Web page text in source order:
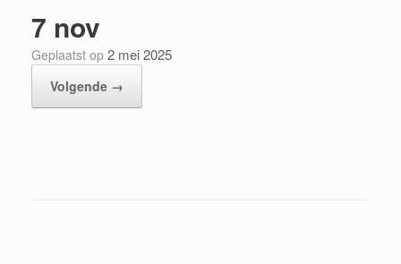
7 nov
Geplaatst op 2 mei 2025
Volgende →